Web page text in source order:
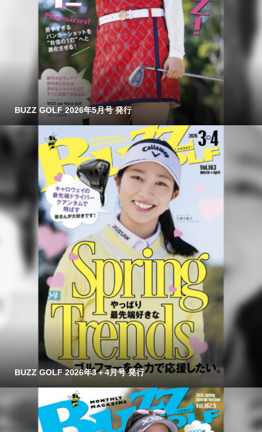
BUZZ GOLF 2026年5月号 発行
BUZZ GOLF 2026年3＋4月号 発行